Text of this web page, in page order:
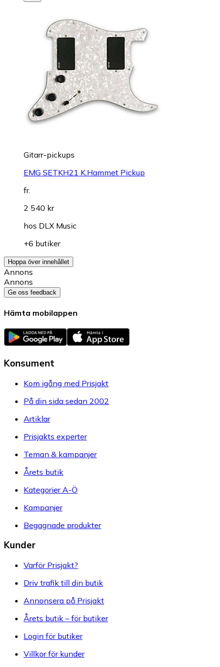
Gitarr-pickups
EMG SETKH21 K.Hammet Pickup
fr.
2 540 kr
hos DLX Music
+6 butiker
Hoppa över innehållet
Annons
Annons
Ge oss feedback
Hämta mobilappen
Konsument
Kom igång med Prisjakt
På din sida sedan 2002
Artiklar
Prisjakts experter
Teman & kampanjer
Årets butik
Kategorier A-Ö
Kampanjer
Begagnade produkter
Kunder
Varför Prisjakt?
Driv trafik till din butik
Annonsera på Prisjakt
Årets butik – för butiker
Login för butiker
Villkor för kunder